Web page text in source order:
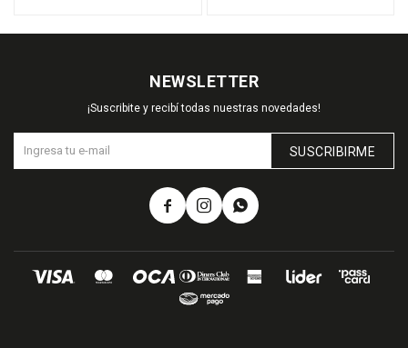
NEWSLETTER
¡Suscribite y recibí todas nuestras novedades!
SUSCRIBIRME
  